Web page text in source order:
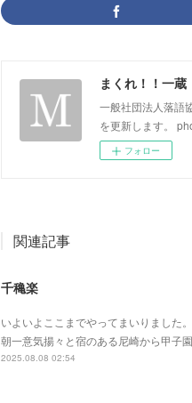
まくれ！！一蔵
一般社団法人落語
を更新します。
フォロー
関連記事
千穐楽
いよいよここまでやってまいりました
朝一意気揚々と宿のある尼崎から甲子
2025.08.08 02:54